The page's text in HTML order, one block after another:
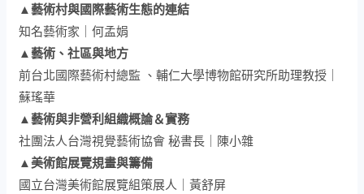
▲藝術村與國際藝術生態的連結
知名藝術家｜何孟娟
▲藝術、社區與地方
前台北國際藝術村總監 、輔仁大學博物館研究所助理教授｜
蘇瑤華
▲藝術與非營利組織概論＆實務
社團法人台灣視覺藝術協會 秘書長｜陳小雜
▲美術館展覽規畫與籌備
國立台灣美術館展覽組策展人｜黃舒屏